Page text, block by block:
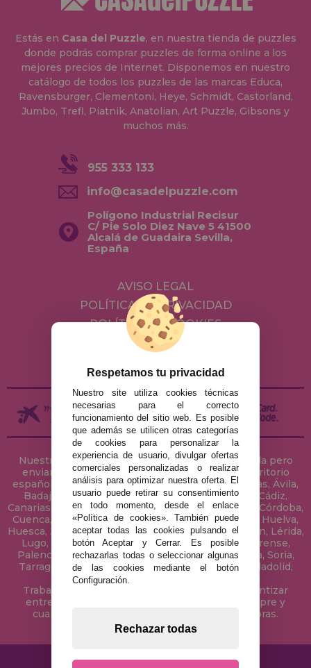
Estás en Casa del Puzzle, en nuestra tienda de puzzles
donde podrás comprar puzzles de forma online a los
mejores precios de Internet. Disponemos en nuestro
catálogo de todos los puzzles de las marcas Educa,
Ravensburger, Clementoni, Heye, Schmidt, Castorland,
Jumbo, Trefl, Piatnik, Anatolian, Art Puzzle, Gibsons y
muchos más.
955 333 133
info@casadelpuzzle.com
Polígono Industrial Recisur
C/ Pie Solo Diez Nave 5 41500
Alcalá de Guadaira Sevilla,
España
AVISO LEGAL
POLÍTICA DE PRIVACIDAD
POLÍTICA DE COOKIES
ENVÍOS Y DEVOLUCIONES
Nuestra tienda de puzzles está ubicada en Sevilla pero
enviamos tus puzzles a cualquier ciudad del territorio
español: Álava, Albacete, Alicante, Almería, Asturias, Ávila,
Badajoz, Baleares, Barcelona, Burgos, Cáceres, Cádiz,
Canarias, Cantabria, Castellón, Ceuta, Ciudad Real, Córdoba,
Cuenca, Gerona, Granada, Guadalajara, Guipúzcoa, Huelva,
Huesca, Jaén, La Coruña, La Rioja, Las Palmas, Leon, Lérida,
Lugo, Madrid, Málaga, Melilla, Murcia, Navarra, Orense,
Palencia, Pontevedra, Salamanca, Segovia, Sevilla, Soria,
Tarragona, Tenerife, Teruel, Toledo, Valencia, Valladolid,
Vizcaya, Zamora y Zaragoza.
Trabajamos con Stocks permanentes para garantizar
entregas rápidas en territorio peninsular, siempre y
cuando el pedido se realice antes de las 18 horas.
Respetamos tu privacidad
Nuestro site utiliza cookies técnicas
necesarias para el correcto
funcionamiento del sitio web. Es posible
que además se utilicen otras categorías
de cookies para personalizar la
experiencia de usuario, divulgar ofertas
comerciales personalizadas o realizar
análisis para optimizar nuestra oferta. El
usuario puede retirar su consentimiento
en todo momento, desde el enlace
«Política de cookies». También puede
aceptar todas las cookies pulsando el
botón Aceptar y Cerrar. Es posible
rechazarlas todas o seleccionar algunas
de las cookies mediante el botón
Configuración.
Rechazar todas